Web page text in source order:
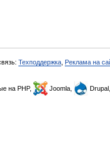
Техподдержка Реклама на
на PHP, Joomla, Drupal,